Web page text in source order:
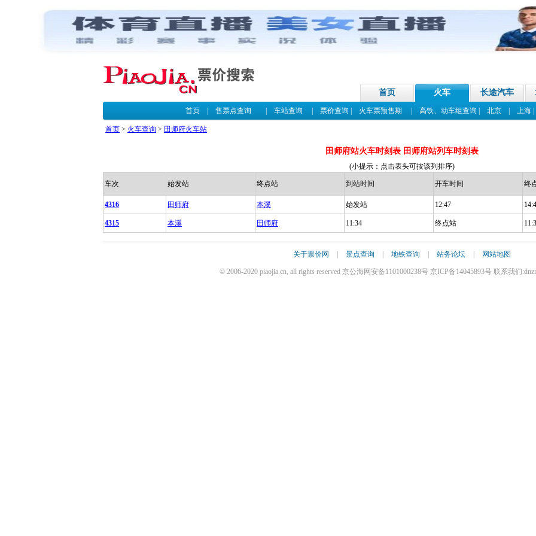
首页 火车 长途汽车
首页| 售票点查询 车站查询 票价查询 火车票预售期 高铁、动车组查询 北京| 上海
首页 > 火车查询 > 田师府火车站
田师府站火车时刻表 田师府站列车时刻表
(小提示：点击表头可按该列排序)
车次 始发站 终点站 到站时间 开车时间 终
4316 田师府 本溪 始发站 12:47
4315 本溪 田师府 11:34 终点站
关于票价网 | 景点查询 | 地铁查询 | 站务论坛 | 网站地图
© 2006-2020 piaojia.cn, all rights reserved 京公海网安备1101000238号 京ICP备14045893号 联系我们